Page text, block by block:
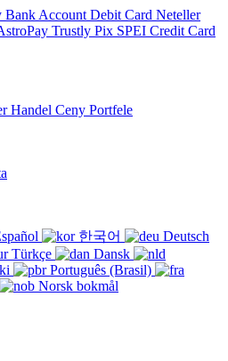
Bank Account Debit Card Neteller
Trustly Pix SPEI Credit Card
Handel Ceny Portfele
한국어
Deutsch
Türkçe
Dansk
Português (Brasil)
Norsk bokmål